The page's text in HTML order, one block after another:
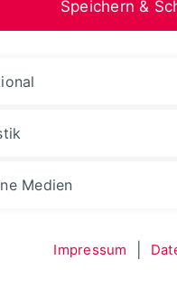
Speichern &
Medien
Impressum